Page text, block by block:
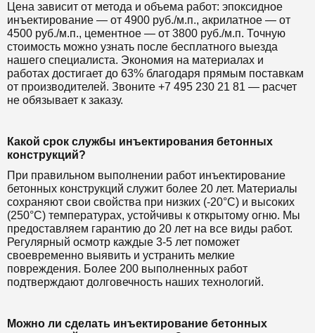
Цена зависит от метода и объема работ: эпоксидное
инъектирование — от 4900 руб./м.п., акрилатное — от
4500 руб./м.п., цементное — от 3800 руб./м.п. Точную
стоимость можно узнать после бесплатного выезда
нашего специалиста. Экономия на материалах и
работах достигает до 63% благодаря прямым поставкам
от производителей. Звоните +7 495 230 21 81 — расчет
не обязывает к заказу.
Какой срок службы инъектирования бетонных
конструкций?
При правильном выполнении работ инъектирование
бетонных конструкций служит более 20 лет. Материалы
сохраняют свои свойства при низких (-20°C) и высоких
(250°C) температурах, устойчивы к открытому огню. Мы
предоставляем гарантию до 20 лет на все виды работ.
Регулярный осмотр каждые 3-5 лет поможет
своевременно выявить и устранить мелкие
повреждения. Более 200 выполненных работ
подтверждают долговечность наших технологий.
Можно ли сделать инъектирование бетонных